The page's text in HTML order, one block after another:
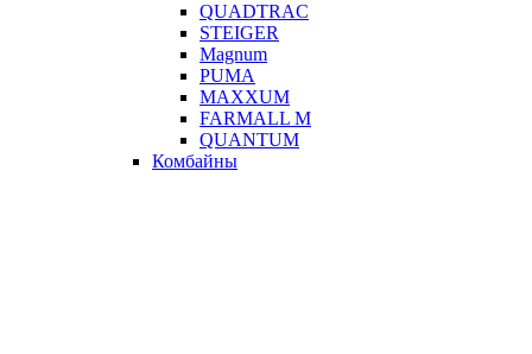
QUADTRAC
STEIGER
Magnum
PUMA
MAXXUM
FARMALL M
QUANTUM
Комбайны